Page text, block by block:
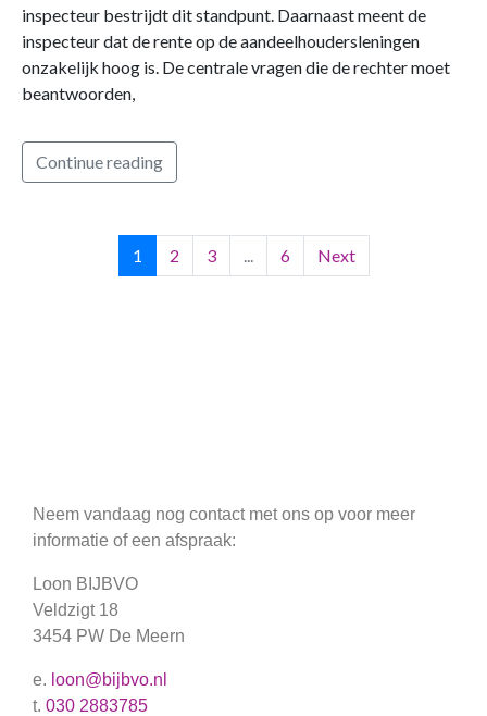
inspecteur bestrijdt dit standpunt. Daarnaast meent de
inspecteur dat de rente op de aandeelhoudersleningen
onzakelijk hoog is. De centrale vragen die de rechter moet
beantwoorden,
Continue reading
1 2 3 6 Next
Neem vandaag nog contact met ons op voor meer
informatie of een afspraak:
Loon BIJBVO
Veldzigt 18
3454 PW De Meern
e. loon@bijbvo.nl
t. 030 2883785